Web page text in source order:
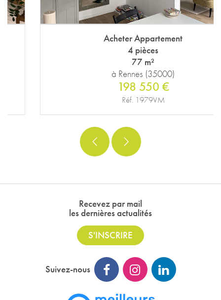
Acheter Appartement
à Rennes (35000)
198 550 €
Réf. 1979VM
Recevez par mail
les dernières actualités
S'INSCRIRE
Suivez-nous